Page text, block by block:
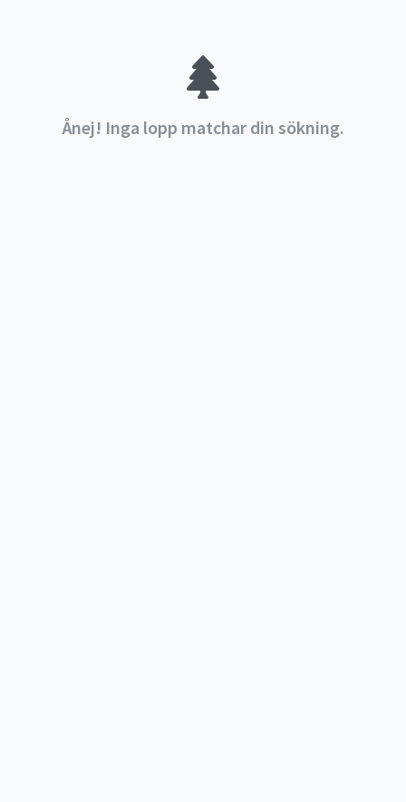
Ånej! Inga lopp matchar din sökning.